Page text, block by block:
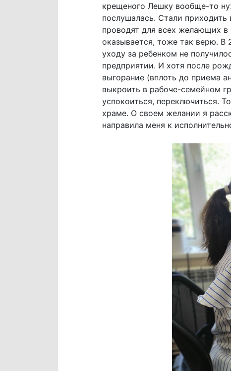
крещеного Лешку вообще-то
послушалась. Стали
проводят для всех желающих в
оказывается, тоже так верю. В
уходу за ребенком не
предприятии. И хотя после
выгорание (вплоть до приема
выкроить в рабоче-семейном
успокоиться, переключиться.
храме. О своем желании я
направила меня к